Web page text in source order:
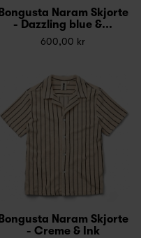
Bongusta Naram Skjorte
- Dazzling blue &...
600,00 kr
Bongusta Naram Skjorte
- Creme & Ink